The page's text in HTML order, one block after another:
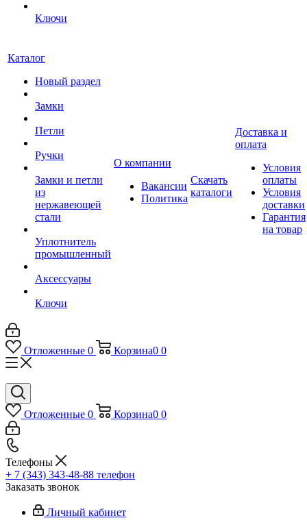
Ключи
Каталог
Новый раздел
Замки
Петли
Ручки
Замки и петли
из
нержавеющей
стали
Уплотнитель
промышленный
Аксессуары
Ключи
О компании
Вакансии
Политика
Скачать
каталоги
Доставка и
оплата
Условия
оплаты
Условия
доставки
Гарантия
на товар
Отложенные 0 Корзина0 0
Отложенные 0 Корзина0 0
Телефоны
+ 7 (343) 343-48-88 телефон
Заказать звонок
Личный кабинет